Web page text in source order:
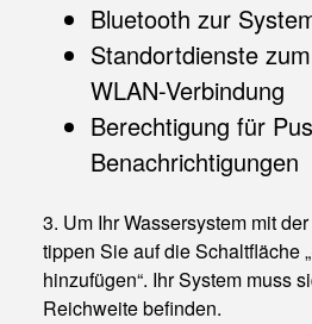
Bluetooth zur
Standortdienste
WLAN-Verbindung
Berechtigung für
Benachrichtigungen
3. Um Ihr Wassersystem mit
tippen Sie auf die Schaltfläche
hinzufügen“. Ihr System muss
Reichweite befinden.